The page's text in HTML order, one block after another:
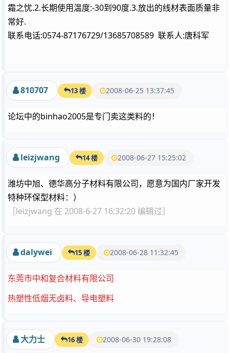
霜之忧.2.长期使用温度:-30到 90度.3.放出的线材表面质量非
常好.
联系电话:0574-87176729/13685708589 联系人:唐科军
810707 13 楼 2008-06-25 13:37:45
论坛中的binhao2005是专门卖这类料的！
leizjwang 14 楼 2008-06-27 15:25:02
潍坊中旭、德华高分子材料有限公司，愿意为国内厂家开发
特种环保型材料：）
［leizjwang 在 2008-6-27 16:32:20 编辑过］
dalywei 15 楼 2008-06-28 11:32:45
东莞市中和复合材料有限公司
热塑性低烟无卤料、导电塑料
大力士 16 楼 2008-06-30 19:28:08